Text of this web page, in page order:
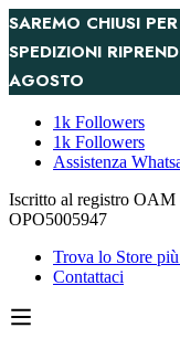
SAREMO CHIUSI
SPEDIZIONI
AGOSTO
1k Followers
1k Followers
Assistenza
Iscritto al registro OAM
OPO5005947
Trova lo Store
Contattaci